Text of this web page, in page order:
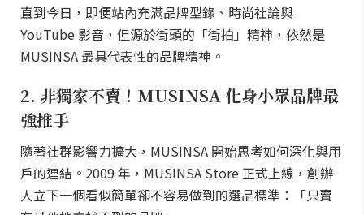
直到今日，即便站內充滿品牌型錄、時尚社論與
YouTube 影音，但源於街頭的「街拍」精神，依然是
MUSINSA 最具代表性的品牌精神。
2. 非獨家不賣！MUSINSA 化身小眾品牌最
強推手
隨著社群影響力擴大，MUSINSA 開始思考如何深化與用
戶的連結。2009 年，MUSINSA Store 正式上線，創辦
人立下一個看似簡單卻不容易做到的選品標準：「只賣